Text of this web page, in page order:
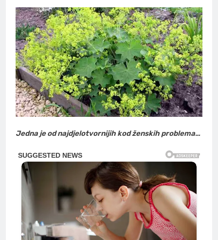
Jedna je od najdjelotvornijih kod ženskih problema…